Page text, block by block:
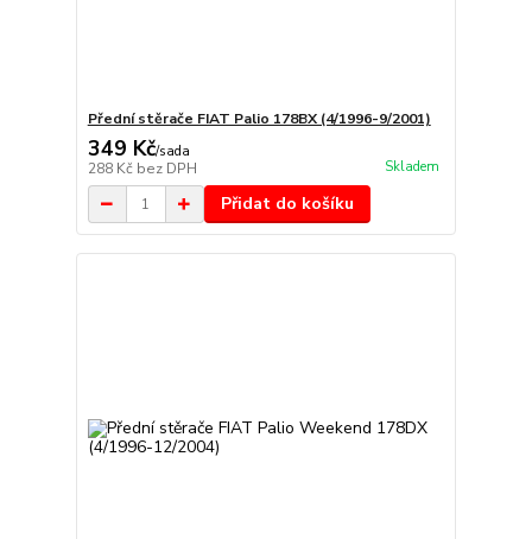
Přední stěrače FIAT Palio 178BX (4/1996-9/2001)
349 Kč/sada
288 Kč bez DPH Skladem
Přidat do košíku